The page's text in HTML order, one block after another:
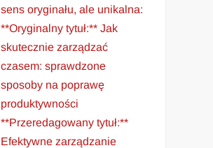
sens oryginału, ale unikalna:
**Oryginalny tytuł:** Jak
skutecznie zarządzać
czasem: sprawdzone
sposoby na poprawę
produktywności
**Przeredagowany tytuł:**
Efektywne zarządzanie